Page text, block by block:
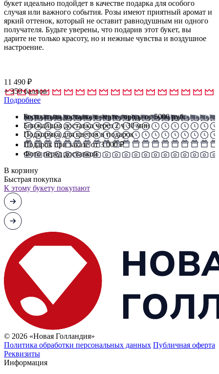
букет идеально подойдет в качестве подарка для особого
случая или важного события. Розы имеют приятный аромат и
яркий оттенок, который не оставит равнодушным ни одного
получателя. Будьте уверены, что подарив этот букет, вы
дарите не только красоту, но и нежные чувства и воздушное
настроение.
11 490 ₽
+350баллов
Подробнее
Бесплатная доставка в черте города от 5000 руб.
Ближайшая доставка через 2 ч 30 мин
Подкормка для цветов в подарок
Подарок при заказе от 3 000 ₽
Фото перед доставкой
В корзину
Быстрая покупка
К этому букету покупают
© 2026 «Новая Голландия»
Политика обработки персональных данных Публичная оферта
Реквизиты
Информация